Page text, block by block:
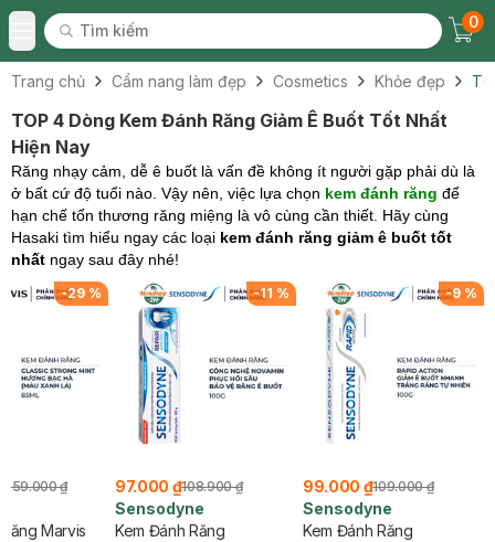
Toggle Menu
Tìm kiếm
Tìm kiếm
0
Trang chủ Cẩm nang làm đẹp Cosmetics Khỏe đẹp
TOP 4 Dòng Kem Đánh Răng Giảm Ê Buốt Tốt Nhất
Hiện Nay
Răng nhạy cảm, dễ ê buốt là vấn đề không ít người gặp phải dù là
ở bất cứ độ tuổi nào. Vậy nên, việc lựa chọn kem đánh răng để
hạn chế tổn thương răng miệng là vô cùng cần thiết. Hãy cùng
Hasaki tìm hiểu ngay các loại kem đánh răng giảm ê buốt tốt
nhất ngay sau đây nhé!
-29 %
259.000 ₫
Marvis
-11 %
97.000 ₫108.900 ₫
Sensodyne
Kem Đánh Răng
-9 %
99.000 ₫109.000 ₫
Sensodyne
Kem Đánh Răng